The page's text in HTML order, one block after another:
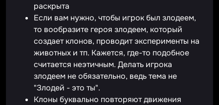
раскрыта
Если вам нужно, чтобы игрок был злодеем,
то вообразите героя злодеем, который
создает клонов, проводит эксперименты на
животных и тп. Кажется, где-то подобное
считается неэтичным. Делать игрока
злодеем не обязательно, ведь тема не
"Злодей - это ты".
Клоны буквально повторяют движения